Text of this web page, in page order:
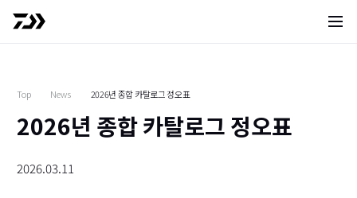
사이
Top News 2026년 종합 카탈로그 정오표
2026년 종합 카탈로그 정오표
2026.03.11